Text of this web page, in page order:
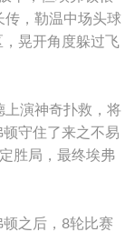
传，勒温中场头球
晃开角度躲过飞
演神奇扑救，将
守住了来之不易
胜局，最终埃弗
之后，8轮比赛